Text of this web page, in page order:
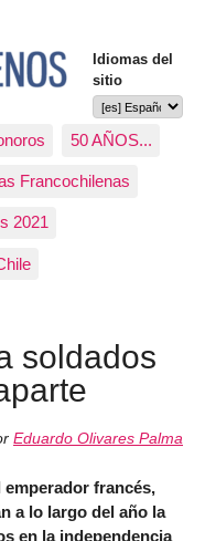
Idiomas del
sitio
50 AÑOS...
Francochilenas
2021
soldados
Eduardo Olivares Palma
emperador francés,
a lo largo del año la
en la independencia